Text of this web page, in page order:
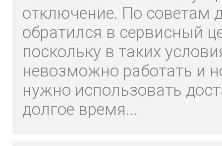
отключение. По советам
обратился в сервисный
поскольку в таких
невозможно работать и
нужно использовать
долгое время...